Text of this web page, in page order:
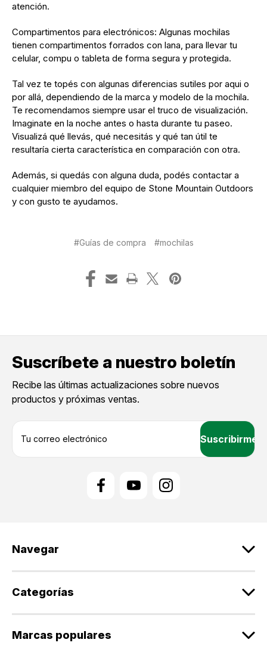
atención.
Compartimentos para electrónicos: Algunas mochilas
tienen compartimentos forrados con lana, para llevar tu
celular, compu o tableta de forma segura y protegida.
Tal vez te topés con algunas diferencias sutiles por aqui o
por allá, dependiendo de la marca y modelo de la mochila.
Te recomendamos siempre usar el truco de visualización.
Imaginate en la noche antes o hasta durante tu paseo.
Visualizá qué llevás, qué necesitás y qué tan útil te
resultaría cierta característica en comparación con otra.
Además, si quedás con alguna duda, podés contactar a
cualquier miembro del equipo de Stone Mountain Outdoors
y con gusto te ayudamos.
#Guías de compra #mochilas
Suscríbete a nuestro boletín
Recibe las últimas actualizaciones sobre nuevos
productos y próximas ventas.
e
r
e
e
Navegar
Categorías
Marcas populares